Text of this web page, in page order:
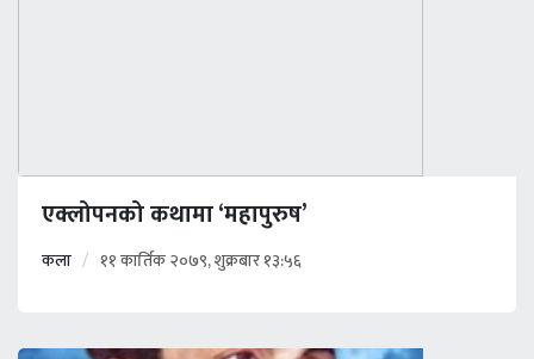
एक्लोपनको कथामा ‘महापुरुष’
कला ११ कार्तिक २०७९, शुक्रबार १३:५६